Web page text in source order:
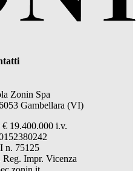
Zonin Spa
Gambellara (VI)
19.400.000 i.v.
n. 75125
Reg. Impr. Vicenza